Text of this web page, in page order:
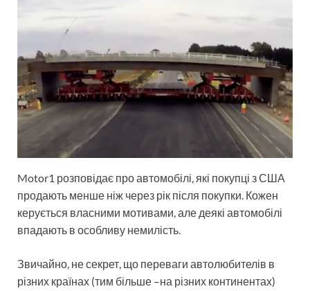
Motor1 розповідає про автомобілі, які покупці з США
продають менше ніж через рік після покупки. Кожен
керується власними мотивами, але деякі автомобілі
впадають в особливу немилість.
Звичайно, не секрет, що переваги автолюбителів в
різних країнах (тим більше –на різних континентах)